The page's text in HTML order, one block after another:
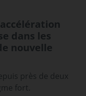
dans les
nouvelle
près de deux
fort.